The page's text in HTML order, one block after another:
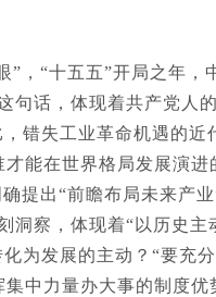
”，“十五五”开局之年
句话，体现着共产党人的
错失工业革命机遇的
能在世界格局发展演进
提出“前瞻布局未来产
洞察，体现着“以历史主
为发展的主动？“要充
中力量办大事的制度